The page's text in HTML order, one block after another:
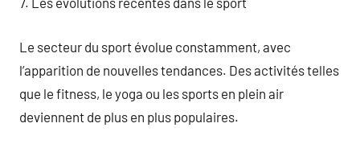
Le secteur du sport évolue constamment, avec
l’apparition de nouvelles tendances. Des activités telles
que le fitness, le yoga ou les sports en plein air
deviennent de plus en plus populaires.